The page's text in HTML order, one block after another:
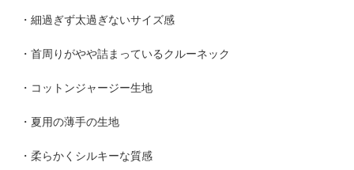
・細過ぎず太過ぎないサイズ感
・首周りがやや詰まっているクルーネック
・コットンジャージー生地
・夏用の薄手の生地
・柔らかくシルキーな質感